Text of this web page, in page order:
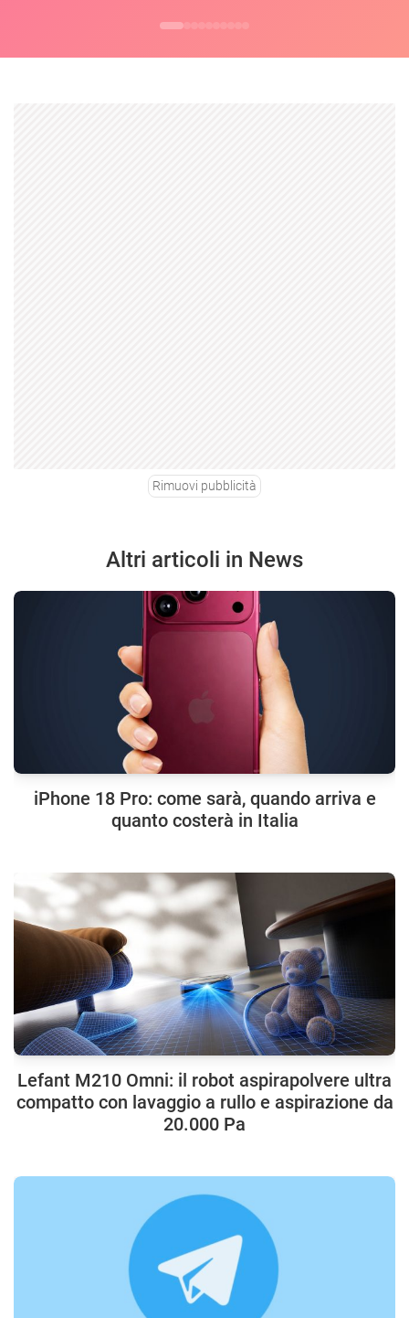
Rimuovi pubblicità
Altri articoli in News
iPhone 18 Pro: come sarà, quando arriva e
quanto costerà in Italia
Lefant M210 Omni: il robot aspirapolvere ultra
compatto con lavaggio a rullo e aspirazione da
20.000 Pa